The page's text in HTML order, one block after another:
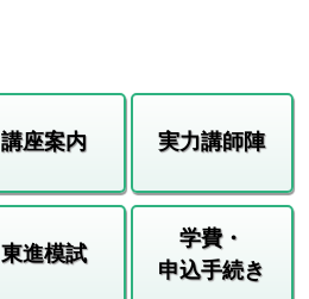
講座案内 実力講師陣
東進模試
学費・
申込手続き